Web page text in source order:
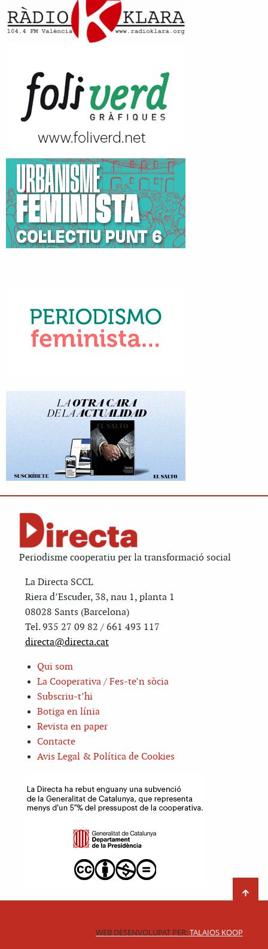
Periodisme cooperatiu per la transformació social
La Directa SCCL
Riera d’Escuder, 38, nau 1, planta 1
08028 Sants (Barcelona)
Tel. 935 27 09 82 / 661 493 117
directa@directa.cat
Qui som
La Cooperativa / Fes-te’n sòcia
Subscriu-t’hi
Botiga en línia
Revista en paper
Contacte
Avis Legal & Política de Cookies
WEB DESENVOLUPAT PER:TALAIOS KOOP